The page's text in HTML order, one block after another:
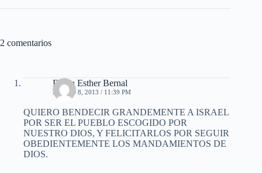
2 comentarios
Dania Esther Bernal
MARZO 8, 2013 / 11:39 PM
QUIERO BENDECIR GRANDEMENTE A ISRAEL
POR SER EL PUEBLO ESCOGIDO POR
NUESTRO DIOS, Y FELICITARLOS POR SEGUIR
OBEDIENTEMENTE LOS MANDAMIENTOS DE
DIOS.